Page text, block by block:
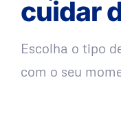
cuidar
Escolha o tipo
com o seu